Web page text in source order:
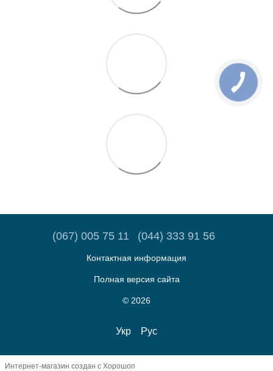
(067) 005 75 11 (044) 333 91 56
Контактная информация
Полная версия сайта
© 2026
Укр Рус
Интернет-магазин создан с Хорошоп